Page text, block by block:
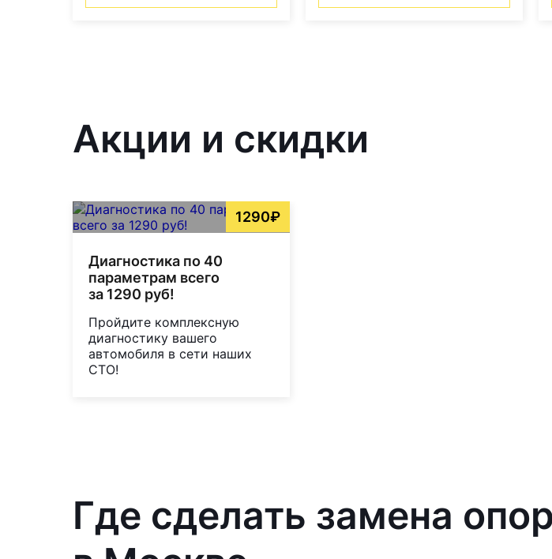
Акции и скидки
1290₽
Диагностика по 40
параметрам всего
за 1290 руб!
Пройдите комплексную
диагностику вашего
автомобиля в сети наших
СТО!
Где сделать замена